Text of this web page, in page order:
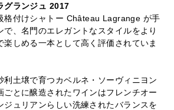
グランジュ 2017
格付けシャトー Château Lagrange が手
で、名門のエレガントなスタイルをより
楽しめる一本として高く評価されていま
利土壌で育つカベルネ・ソーヴィニヨン
ごとに醸造されたワインはフレンチオー
ジュリアンらしい洗練されたバランスを